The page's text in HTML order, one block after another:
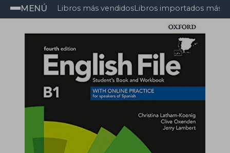
MENÚ Libros más vendidosLibros importados más